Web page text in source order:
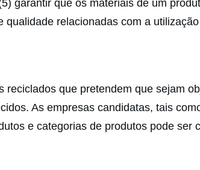
garantir que os materiais de um
relacionadas com a
que pretendem que sejam
As empresas candidatas, tais
e categorias de produtos pode ser